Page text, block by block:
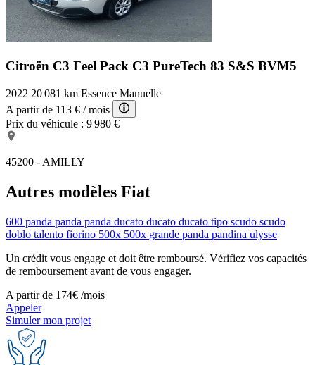
Citroën C3 Feel Pack C3 PureTech 83 S&S BVM5
2022 20 081 km Essence Manuelle
A partir de 113 € / mois
Prix du véhicule : 9 980 €
45200 - AMILLY
Autres modèles Fiat
600 panda panda panda ducato ducato ducato tipo scudo scudo
doblo talento fiorino 500x 500x grande panda pandina ulysse
Un crédit vous engage et doit être remboursé. Vérifiez vos capacités
de remboursement avant de vous engager.
A partir de 174€ /mois
Appeler
Simuler mon projet